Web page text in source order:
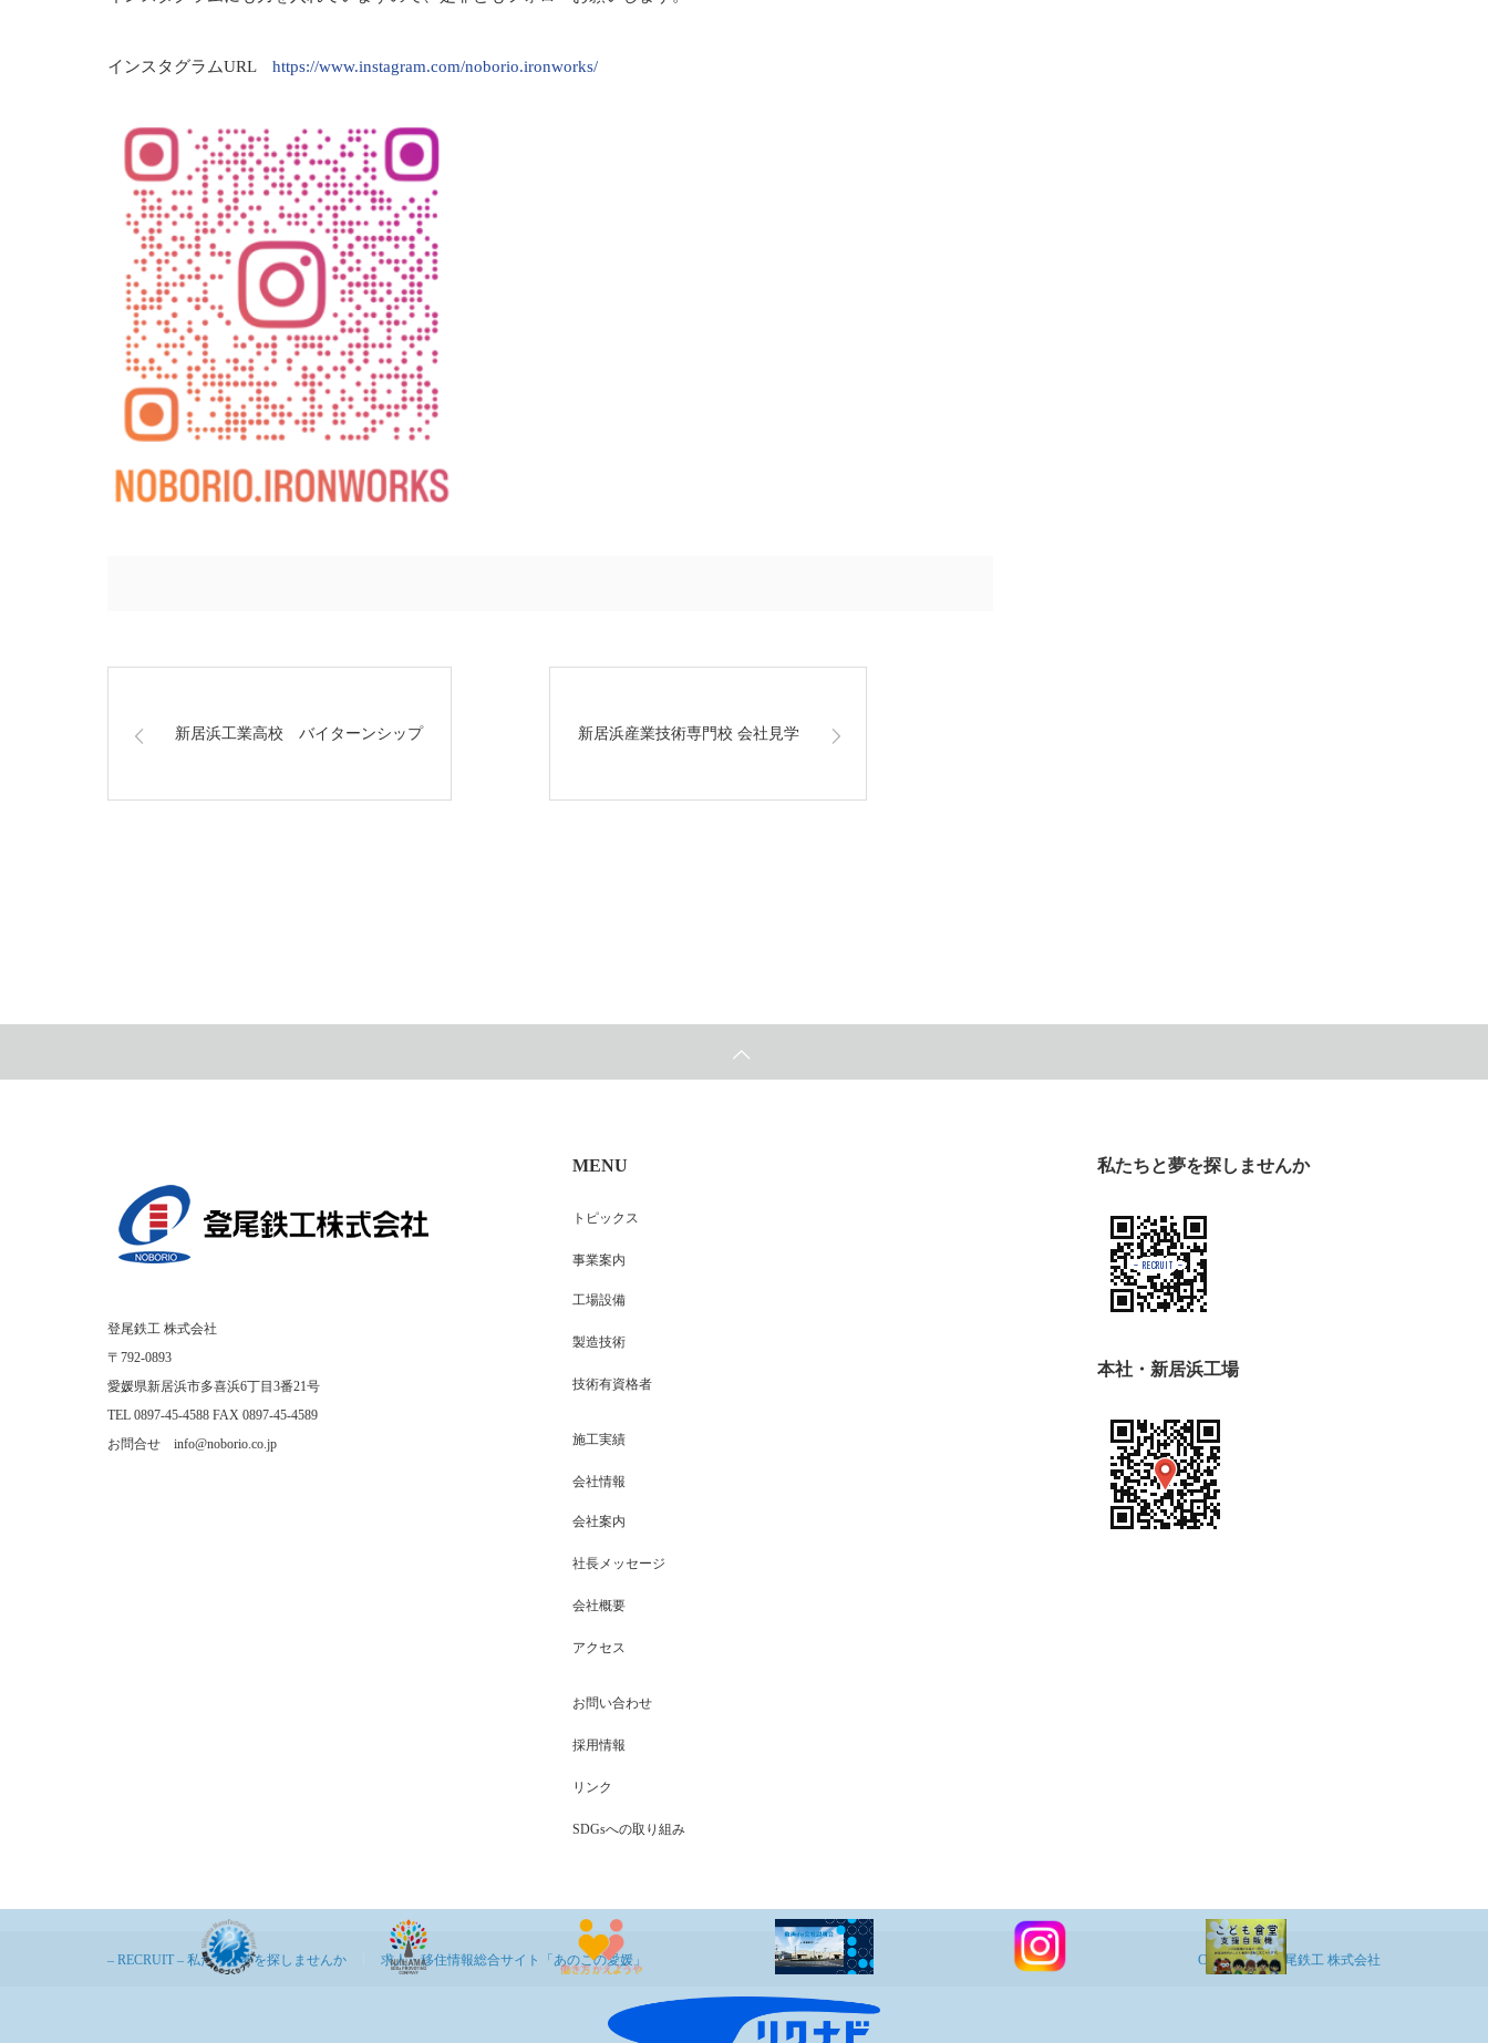
インスタグラムURL https://www.instagram.com/noborio.ironworks/
新居浜工業高校 バイターンシップ 新居浜産業技術専門校 会社見学
MENU
トピックス
事業案内
工場設備
製造技術
技術有資格者
施工実績
会社情報
会社案内
社長メッセージ
会社概要
アクセス
お問い合わせ
採用情報
リンク
SDGsへの取り組み
私たちと夢を探しませんか
本社・新居浜工場
登尾鉄工 株式会社
〒792-0893
愛媛県新居浜市多喜浜6丁目3番21号
TEL 0897-45-4588 FAX 0897-45-4589
お問合せ info@noborio.co.jp
– RECRUIT – 私たちと夢を探しませんか 求人・移住情報総合サイト「あのこの愛媛」 Copyright ©登尾鉄工 株式会社